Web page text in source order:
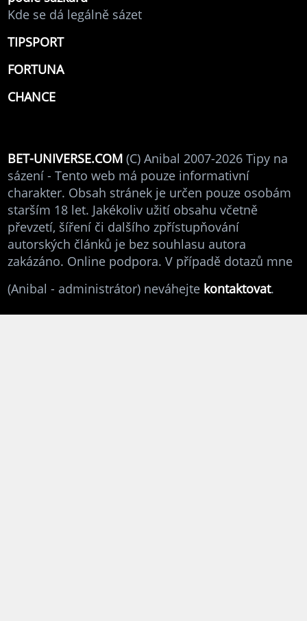
Kde se dá legálně sázet
TIPSPORT
FORTUNA
CHANCE
BET-UNIVERSE.COM (C) Anibal 2007-2026 Tipy na
sázení - Tento web má pouze informativní
charakter. Obsah stránek je určen pouze osobám
starším 18 let. Jakékoliv užití obsahu včetně
převzetí, šíření či dalšího zpřístupňování
autorských článků je bez souhlasu autora
zakázáno. Online podpora. V případě dotazů mne
(Anibal - administrátor) neváhejte kontaktovat.